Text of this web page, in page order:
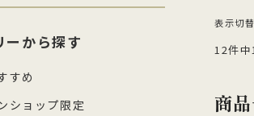
表示切
12件
商
ーから探す
すめ
ショップ限定